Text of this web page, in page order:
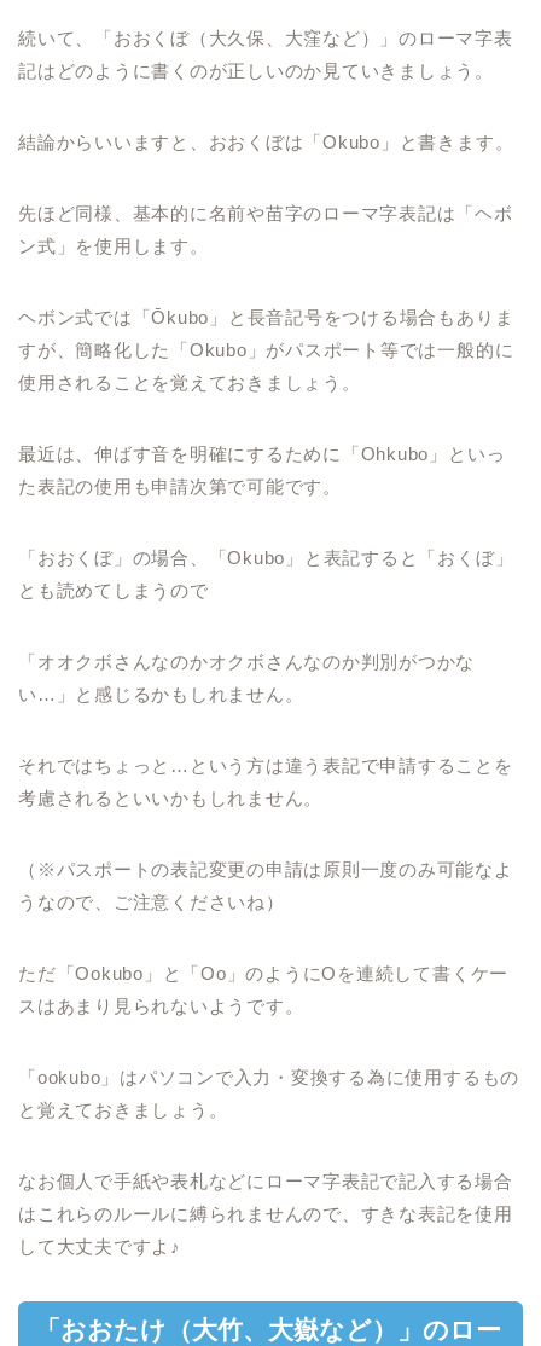
続いて、「おおくぼ（大久保、大窪など）」のローマ字表
記はどのように書くのが正しいのか見ていきましょう。
結論からいいますと、おおくぼは「Okubo」と書きます。
先ほど同様、基本的に名前や苗字のローマ字表記は「ヘボ
ン式」を使用します。
ヘボン式では「Ōkubo」と長音記号をつける場合もありま
すが、簡略化した「Okubo」がパスポート等では一般的に
使用されることを覚えておきましょう。
最近は、伸ばす音を明確にするために「Ohkubo」といっ
た表記の使用も申請次第で可能です。
「おおくぼ」の場合、「Okubo」と表記すると「おくぼ」
とも読めてしまうので
「オオクボさんなのかオクボさんなのか判別がつかな
い…」と感じるかもしれません。
それではちょっと…という方は違う表記で申請することを
考慮されるといいかもしれません。
（※パスポートの表記変更の申請は原則一度のみ可能なよ
うなので、ご注意くださいね）
ただ「Ookubo」と「Oo」のようにOを連続して書くケー
スはあまり見られないようです。
「ookubo」はパソコンで入力・変換する為に使用するもの
と覚えておきましょう。
なお個人で手紙や表札などにローマ字表記で記入する場合
はこれらのルールに縛られませんので、すきな表記を使用
して大丈夫ですよ♪
「おおたけ（大竹、大嶽など）」のロー